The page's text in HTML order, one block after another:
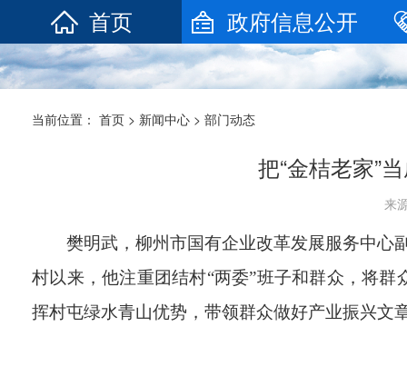
首页 政府信息公开
当前位置： 首页 > 新闻中心 > 部门动态
把“金桔老家”
来
樊明武，柳州市国有企业改革发展服务中心
村以来，他注重团结村“两委”班子和群众，将群
挥村屯绿水青山优势，带领群众做好产业振兴文